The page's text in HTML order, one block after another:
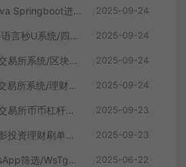
亲测精品/后端采用Java Springboot进行开发/前端手机跟代理vue开发 /系统全开源/带前端vue源码！ 2025-09-24
亲测精品/全新JAVA多语言秒U系统/四链质押生息/挖矿秒u系统 2025-09-24
亲测精品/二开版海外交易所系统/区块链交易所/质押挖矿/15国语言 2025-09-24
亲测精品/多语言java交易所系统/理财质押/永续期权/前端uianpp 2025-09-24
亲测精品/全新多语言交易所币币杠杆合约交易质押挖矿otc借贷区块链交易所 2025-09-23
亲测精品/十国语言电影投资理财刷单系统/理财分红源码 2025-09-23
亲测精品/A437WhatsApp筛选/WsTg外贸营销/Supplier推特号/FB号/谷歌号/小火箭/WsChannel社交账号 2025-06-22